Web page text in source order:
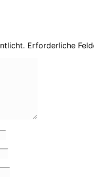
Erforderliche